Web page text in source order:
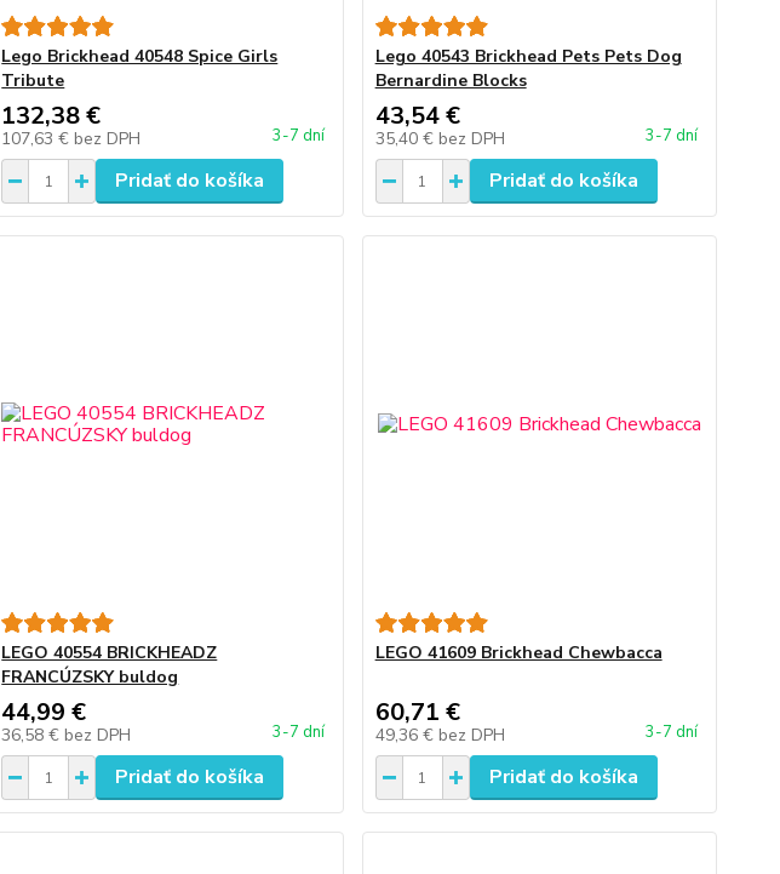
Lego Brickhead 40548 Spice Girls
Tribute
132,38 €
107,63 € bez DPH 3-7 dní
Pridať do košíka
Lego 40543 Brickhead Pets Pets Dog
Bernardine Blocks
43,54 €
35,40 € bez DPH 3-7 dní
Pridať do košíka
LEGO 40554 BRICKHEADZ
FRANCÚZSKY buldog
44,99 €
36,58 € bez DPH 3-7 dní
Pridať do košíka
LEGO 41609 Brickhead Chewbacca
60,71 €
49,36 € bez DPH 3-7 dní
Pridať do košíka